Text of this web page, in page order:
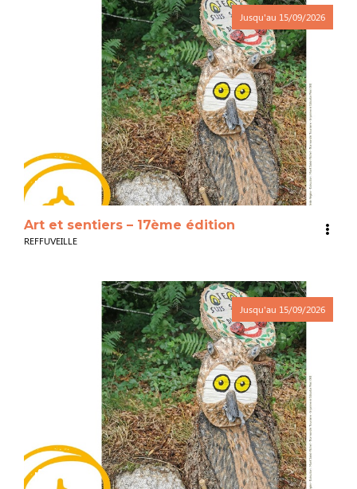
Jusqu'au 15/09/2026
Art et sentiers – 17ème édition
REFFUVEILLE
Jusqu'au 15/09/2026